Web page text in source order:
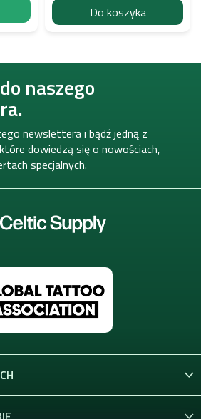
Do koszyka
naszego
newslettera i bądź jedną z
dowiedzą się o nowościach,
specjalnych.